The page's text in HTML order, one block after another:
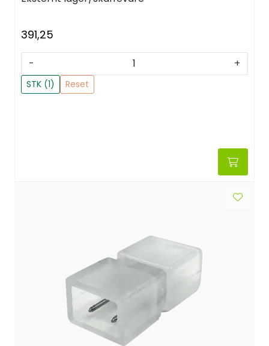
391,25
- +
STK (1) Reset